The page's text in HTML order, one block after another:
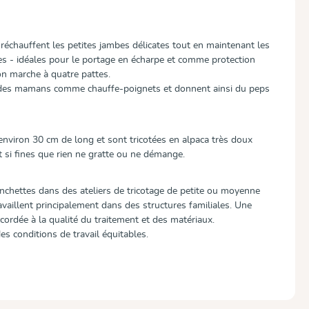
réchauffent les petites jambes délicates tout en maintenant les
- idéales pour le portage en écharpe et comme protection
marche à quatre pattes.
mamans comme chauffe-poignets et donnent ainsi du peps
30 cm de long et sont tricotées en alpaca très doux
fines que rien ne gratte ou ne démange.
dans des ateliers de tricotage de petite ou moyenne
principalement dans des structures familiales. Une
à la qualité du traitement et des matériaux.
conditions de travail équitables.